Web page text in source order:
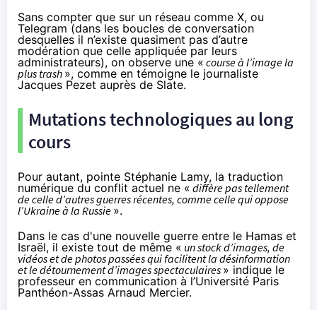
Sans compter que sur un réseau comme X, ou
Telegram (dans les boucles de conversation
desquelles il n’existe quasiment pas d’autre
modération que celle appliquée par leurs
administrateurs), on observe une « course à l’image la
plus trash », comme en témoigne le journaliste
Jacques Pezet auprès de Slate.
Mutations technologiques au long
cours
Pour autant, pointe Stéphanie Lamy, la traduction
numérique du conflit actuel ne « diffère pas tellement
de celle d’autres guerres récentes, comme celle qui oppose
l’Ukraine à la Russie ».
Dans le cas d'une nouvelle guerre entre le Hamas et
Israël, il existe tout de même « un stock d’images, de
vidéos et de photos passées qui facilitent la désinformation
et le détournement d’images spectaculaires » indique le
professeur en communication à l’Université Paris
Panthéon-Assas Arnaud Mercier.